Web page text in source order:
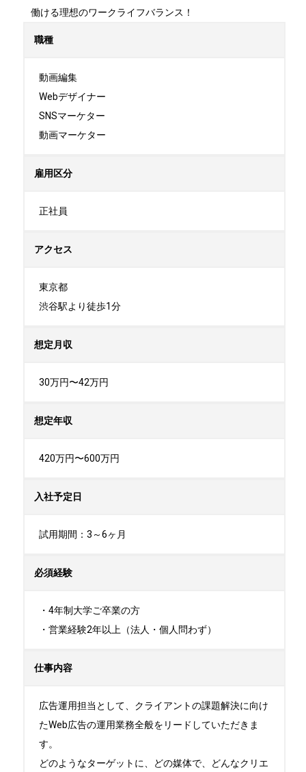
働ける理想のワークライフバランス！
職種
動画編集
Webデザイナー
SNSマーケター
動画マーケター
雇用区分
正社員
アクセス
東京都
渋谷駅より徒歩1分
想定月収
30万円〜42万円
想定年収
420万円〜600万円
入社予定日
試用期間：3～6ヶ月
必須経験
・4年制大学ご卒業の方
・営業経験2年以上（法人・個人問わず）
仕事内容
広告運用担当として、クライアントの課題解決に向け
たWeb広告の運用業務全般をリードしていただきま
す。
どのようなターゲットに、どの媒体で、どんなクリエ